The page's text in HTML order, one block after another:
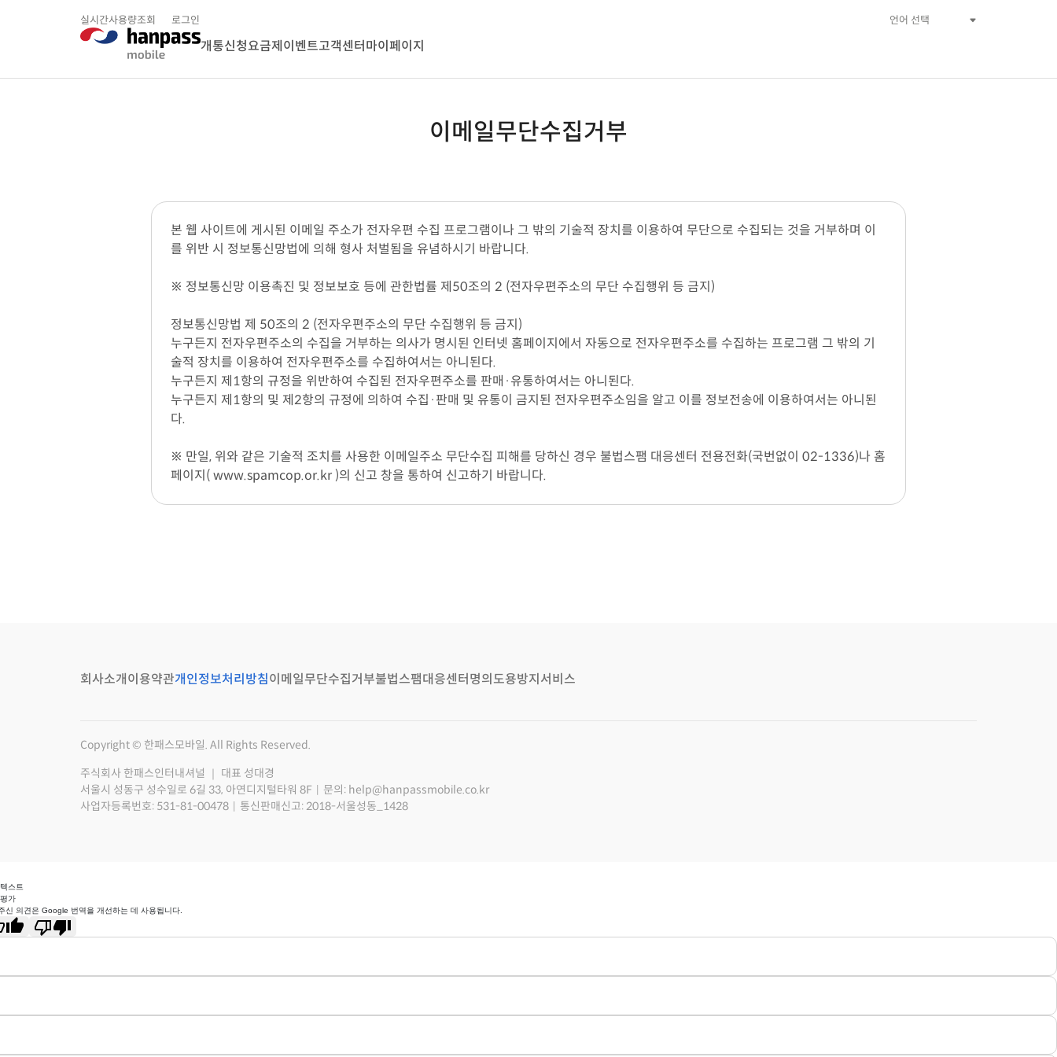
실시간사용량조회 로그인
개통신청요금제 이벤트고객센터마이페이지
이메일무단수집거부
본 웹 사이트에 게시된 이메일 주소가 전자우편 수집 프로그램이나 그 밖의 기술적 장치를 이용하여 무단으로 수집되는 것을 거부하며 이
를 위반 시 정보통신망법에 의해 형사 처벌됨을 유념하시기 바랍니다.
※ 정보통신망 이용촉진 및 정보보호 등에 관한법률 제50조의 2 (전자우편주소의 무단 수집행위 등 금지)
정보통신망법 제 50조의 2 (전자우편주소의 무단 수집행위 등 금지)
누구든지 전자우편주소의 수집을 거부하는 의사가 명시된 인터넷 홈페이지에서 자동으로 전자우편주소를 수집하는 프로그램 그 밖의 기
술적 장치를 이용하여 전자우편주소를 수집하여서는 아니된다.
누구든지 제1항의 규정을 위반하여 수집된 전자우편주소를 판매·유통하여서는 아니된다.
누구든지 제1항의 및 제2항의 규정에 의하여 수집·판매 및 유통이 금지된 전자우편주소임을 알고 이를 정보전송에 이용하여서는 아니된
다.
※ 만일, 위와 같은 기술적 조치를 사용한 이메일주소 무단수집 피해를 당하신 경우 불법스팸 대응센터 전용전화(국번없이 02-1336)나 홈
페이지( www.spamcop.or.kr )의 신고 창을 통하여 신고하기 바랍니다.
회사소개이용약관개인정보처리방침이메일무단수집거부불법스팸대응센터 명의도용방지서비스
Copyright © 한패스모바일. All Rights Reserved.
주식회사 한패스인터내셔널 ｜ 대표 성대경
서울시 성동구 성수일로 6길 33, 아연디지털타워 8F
문의: help@hanpassmobile.co.kr
사업자등록번호: 531-81-00478
통신판매신고: 2018-서울성동_1428
스트
가
신 의견은 Google 번역을 개선하는 데 사용됩니다.